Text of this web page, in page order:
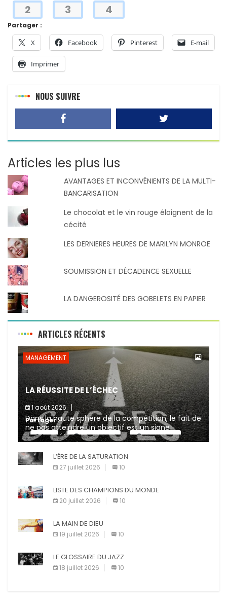
Partager :
X Facebook Pinterest E-mail
Imprimer
2 3 4
NOUS SUIVRE
Articles les plus lus
AVANTAGES ET INCONVÉNIENTS DE LA MULTI-
BANCARISATION
Le chocolat et le vin rouge éloignent de la
cécité
LES DERNIERES HEURES DE MARILYN MONROE
SOUMISSION ET DÉCADENCE SEXUELLE
LA DANGEROSITÉ DES GOBELETS EN PAPIER
ARTICLES RÉCENTS
MANAGEMENT
LA RÉUSSITE DE L’ÉCHEC
1 août 2026
Dans la haute sphère de la compétition, le fait de
ne pas atteindre un objectif est un signe
d’incompétence et une source de sanctions
diverses (avertissement, […]
Partager :
X Facebook Pinterest
E-mail Imprimer
L’ÈRE DE LA SATURATION
27 juillet 2026 10
LISTE DES CHAMPIONS DU MONDE
20 juillet 2026 10
LA MAIN DE DIEU
19 juillet 2026 10
LE GLOSSAIRE DU JAZZ
18 juillet 2026 10